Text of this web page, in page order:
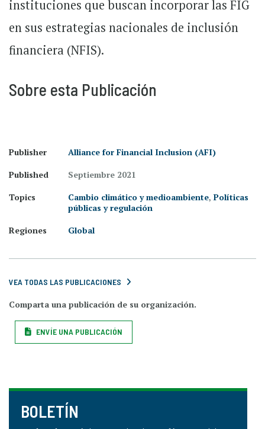
instituciones que buscan incorporar las FIG
en sus estrategias nacionales de inclusión
financiera (NFIS).
Sobre esta Publicación
Publisher
Alliance for Financial Inclusion (AFI)
Published
Septiembre 2021
Topics
Cambio climático y medioambiente, Políticas
públicas y regulación
Regiones
Global
VEA TODAS LAS PUBLICACIONES
Comparta una publicación de su organización.
ENVÍE UNA PUBLICACIÓN
BOLETÍN